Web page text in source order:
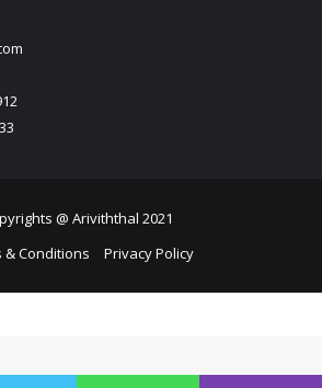
@ Ariviththal 2021
& Conditions
Privacy Policy